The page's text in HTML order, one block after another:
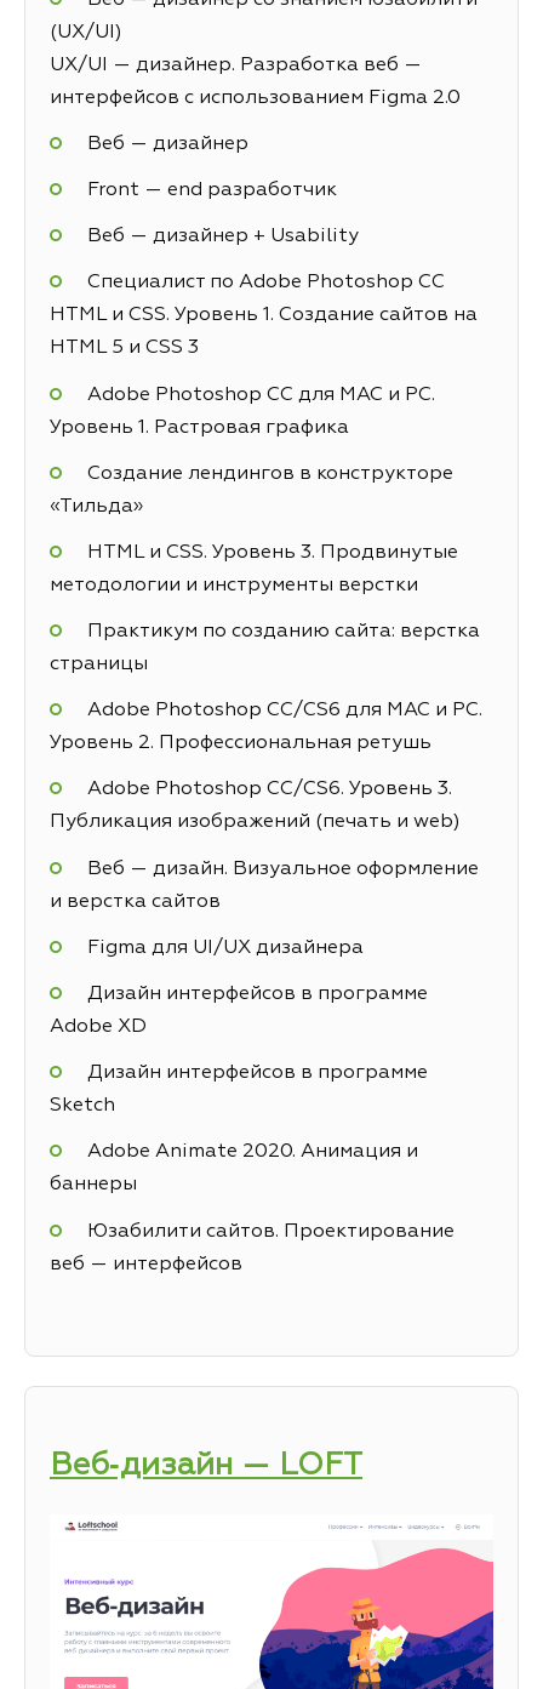
(UX/UI)
UX/UI — дизайнер. Разработка веб —
интерфейсов с использованием Figma 2.0
Веб — дизайнер
Front — end разработчик
Веб — дизайнер + Usability
Специалист по Adobe Photoshop СС
HTML и CSS. Уровень 1. Создание сайтов на
HTML 5 и СSS 3
Adobe Photoshop CC для MAC и PC.
Уровень 1. Растровая графика
Создание лендингов в конструкторе
«Тильда»
HTML и CSS. Уровень 3. Продвинутые
методологии и инструменты верстки
Практикум по созданию сайта: верстка
страницы
Adobe Photoshop СС/CS6 для MAC и PC.
Уровень 2. Профессиональная ретушь
Adobe Photoshop СС/CS6. Уровень 3.
Публикация изображений (печать и web)
Веб — дизайн. Визуальное оформление
и верстка сайтов
Figma для UI/UX дизайнера
Дизайн интерфейсов в программе
Adobe XD
Дизайн интерфейсов в программе
Sketch
Adobe Animate 2020. Анимация и
баннеры
Юзабилити сайтов. Проектирование
веб — интерфейсов
Веб‑дизайн — LOFT